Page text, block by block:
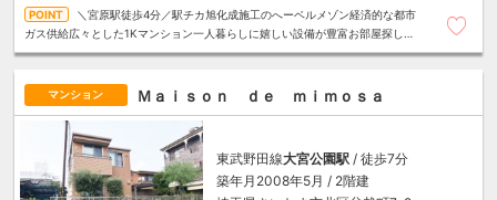
＼宮原駅徒歩4分／駅チカ旭化成施工のへーベルメゾン経済的な都市
ガス供給広々とした1Kマンション一人暮らしに嬉しい設備が豊富お部屋探しは
マンション Ｍａｉｓｏｎ ｄｅ ｍｉｍｏｓａ
東武野田線大宮公園駅 / 徒歩7分
築年月2008年5月 / 2階建